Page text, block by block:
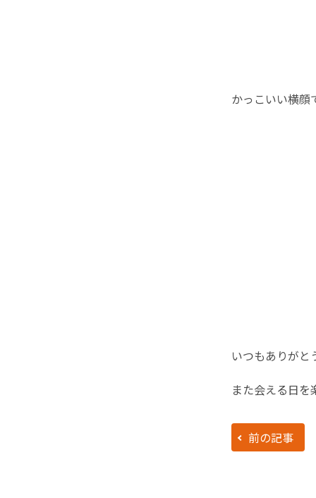
かっこいい横顔
いつもありがと
また会える日
前の記事